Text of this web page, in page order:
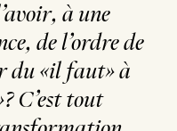
à une
de l’ordre de
du «il faut» à
C’est tout